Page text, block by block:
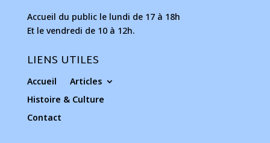
Accueil du public le lundi de 17 à 18h
Et le vendredi de 10 à 12h.
LIENS UTILES
Accueil
Articles
Histoire & Culture
Contact